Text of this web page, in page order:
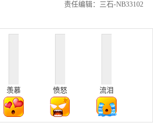
责任编辑：三石-NB33102
羡慕 愤怒 流泪